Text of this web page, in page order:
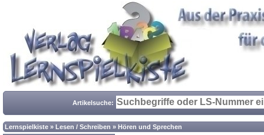
Artikelsuche:
Lernspielkiste » Lesen / Schreiben » Hören und Sprechen